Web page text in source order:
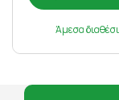
Άμεσα